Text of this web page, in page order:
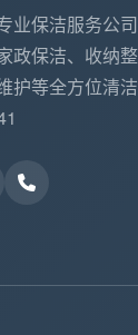
务定价逻辑，
户型结构
以下）通常按
90-150㎡）按面
业保洁服务公
政保洁、收纳
护等全方位清